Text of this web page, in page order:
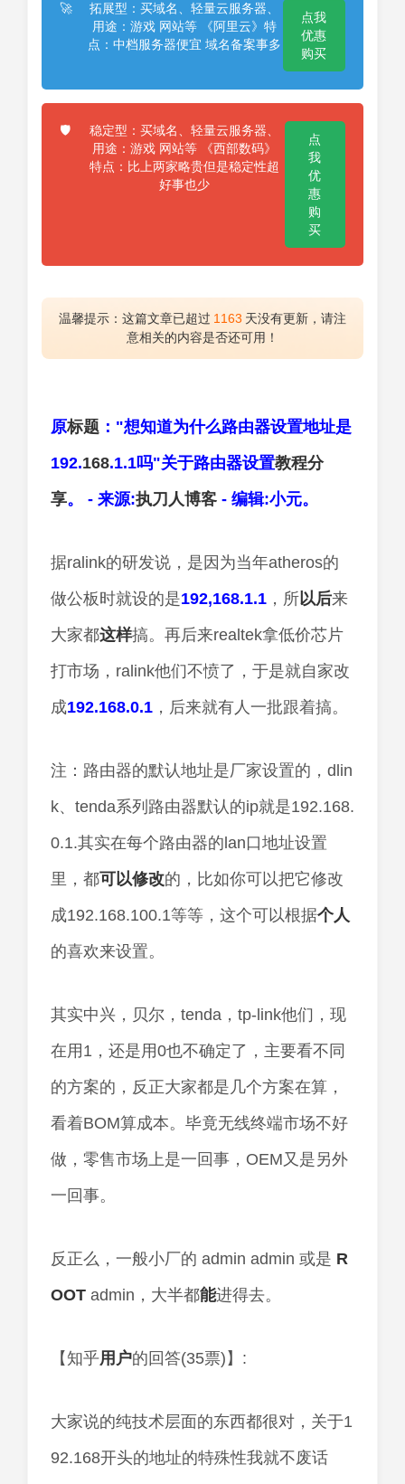
🚀
拓展型：买域名、轻量云服务器、
用途：游戏 网站等 《阿里云》特
点：中档服务器便宜 域名备案事多
点我
优惠
购买
🛡️
稳定型：买域名、轻量云服务器、
用途：游戏 网站等 《西部数码》
特点：比上两家略贵但是稳定性超
好事也少
点
我
优
惠
购
买
温馨提示：这篇文章已超过 1163 天没有更新，请注
意相关的内容是否还可用！
原标题 ："想知道为什么路由器设置地址是
192.168.1.1吗"关于路由器设置教程分
享。 - 来源:执刀人博客 - 编辑:小元。
据ralink的研发说，是因为当年atheros的
做公板时就设的是192,168.1.1 ，所以后来
大家都这样搞。再后来realtek拿低价芯片
打市场，ralink他们不愤了，于是就自家改
成192.168.0.1 ，后来就有人一批跟着搞。
注：路由器的默认地址是厂家设置的，dlin
k、tenda系列路由器默认的ip就是192.168.
0.1.其实在每个路由器的lan口地址设置
里，都可以修改的，比如你可以把它修改
成192.168.100.1等等，这个可以根据个人
的喜欢来设置。
其实中兴，贝尔，tenda，tp-link他们，现
在用1，还是用0也不确定了，主要看不同
的方案的，反正大家都是几个方案在算，
看着BOM算成本。毕竟无线终端市场不好
做，零售市场上是一回事，OEM又是另外
一回事。
反正么，一般小厂的 admin admin 或是 R
OOT admin，大半都能进得去。
【知乎用户的回答(35票)】:
大家说的纯技术层面的东西都很对，关于1
92.168开头的地址的特殊性我就不废话